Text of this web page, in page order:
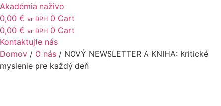
Akadémia naživo
0,00 € vr DPH 0 Cart
0,00 € vr DPH 0 Cart
Kontaktujte nás
Domov / O nás / NOVÝ NEWSLETTER A KNIHA: Kritické
myslenie pre každý deň